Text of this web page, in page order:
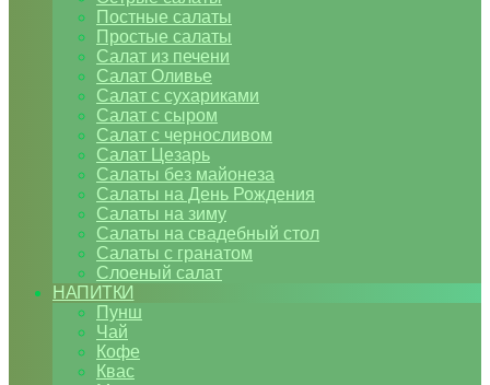
Постные салаты
Простые салаты
Салат из печени
Салат Оливье
Салат с сухариками
Салат с сыром
Салат с черносливом
Салат Цезарь
Салаты без майонеза
Салаты на День Рождения
Салаты на зиму
Салаты на свадебный стол
Салаты с гранатом
Слоеный салат
НАПИТКИ
Пунш
Чай
Кофе
Квас